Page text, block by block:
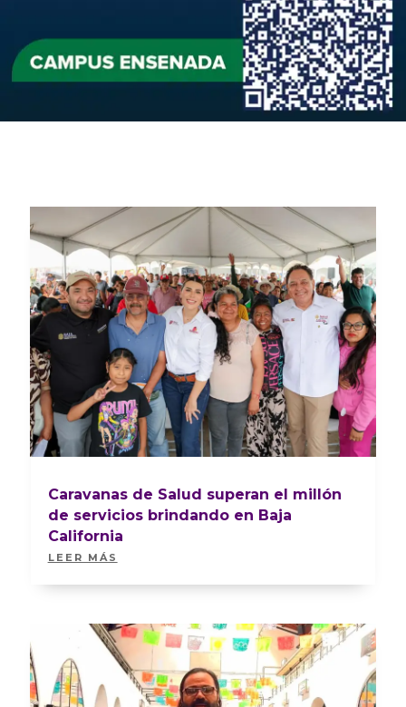
Caravanas de Salud superan el millón
de servicios brindando en Baja
California
LEER MÁS